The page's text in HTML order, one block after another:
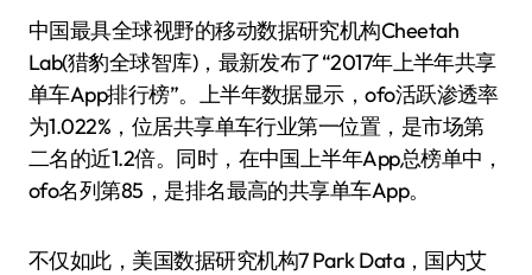
中国最具全球视野的移动数据研究机构Cheetah
Lab(猎豹全球智库)，最新发布了“2017年上半年共享
单车App排行榜”。上半年数据显示，ofo活跃渗透率
为1.022%，位居共享单车行业第一位置，是市场第
二名的近1.2倍。同时，在中国上半年App总榜单中，
ofo名列第85，是排名最高的共享单车App。
不仅如此，美国数据研究机构7 Park Data，国内艾